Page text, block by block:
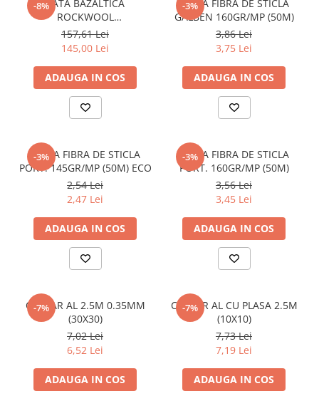
Tablă cutată zincată
Tablă expandată neagră
Tablă perforată
Țeavă din oțel pentru construcții
Țeavă amprentată
Țeavă pătrată și rectangulară
Țeavă pătrată și rectangulară
Țeavă rotundă pentru construcții
Țeavă rotundă pentru construții
Țeavă instalații fără sudură (țeavă
trasă)
Țeavă instalații sudată
Țeavă instalații zincată
Profile metalice
Oțel lat (platbandă)
-8%VATA BAZALTICA
ROCKWOOL
50MM(1200X600)-8.64MP
157,61 Lei
145,00 Lei
ADAUGA IN COS
-3%
PLASA FIBRA DE STICLA
GALBEN 160GR/MP (50M)
3,86 Lei
3,75 Lei
ADAUGA IN COS
-3%
PLASA FIBRA DE STICLA
PORT. 145GR/MP (50M) ECO
2,54 Lei
2,47 Lei
ADAUGA IN COS
-3%
PLASA FIBRA DE STICLA
PORT. 160GR/MP (50M)
3,56 Lei
3,45 Lei
ADAUGA IN COS
-7%
COLTAR AL 2.5M 0.35MM
(30X30)
7,02 Lei
6,52 Lei
ADAUGA IN COS
-7%
COLTAR AL CU PLASA 2.5M
(10X10)
7,73 Lei
7,19 Lei
ADAUGA IN COS